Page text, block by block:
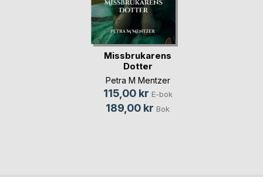
Missbrukarens
Dotter
Petra M Mentzer
115,00 kr E-bok
189,00 kr Bok